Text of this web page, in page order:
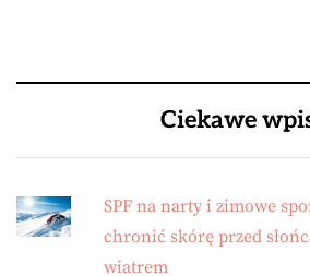
Ciekawe
SPF na narty i zimowe
chronić skórę przed
wiatrem